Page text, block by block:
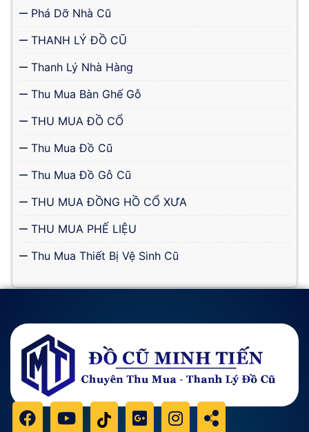
Phá Dỡ Nhà Cũ
THANH LÝ ĐỒ CŨ
Thanh Lý Nhà Hàng
Thu Mua Bàn Ghế Gỗ
THU MUA ĐỒ CỔ
Thu Mua Đồ Cũ
Thu Mua Đồ Gỗ Cũ
THU MUA ĐỒNG HỒ CỔ XƯA
THU MUA PHẾ LIỆU
Thu Mua Thiết Bị Vệ Sinh Cũ